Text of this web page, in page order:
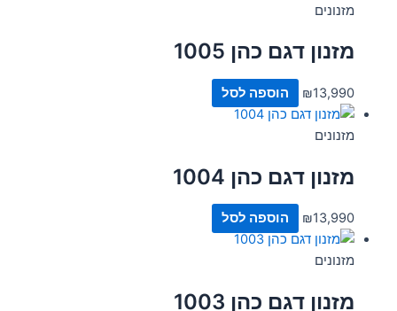
מזנונים
מזנון דגם כהן 1005
₪13,990 הוספה לסל
מזנונים
מזנון דגם כהן 1004
₪13,990 הוספה לסל
מזנונים
מזנון דגם כהן 1003